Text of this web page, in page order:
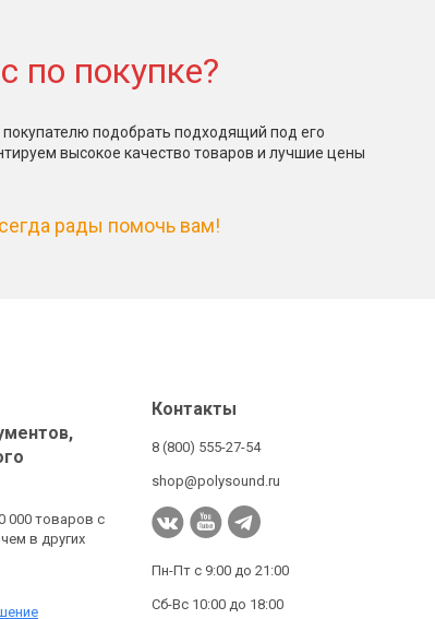
по покупке?
подобрать подходящий под его
высокое качество товаров и лучшие цены
рады помочь вам!
000 товаров с
в других
Контакты
8 (800) 555-27-54
shop@polysound.ru
Пн-Пт с 9:00 до 21:00
Сб-Вс 10:00 до 18:00